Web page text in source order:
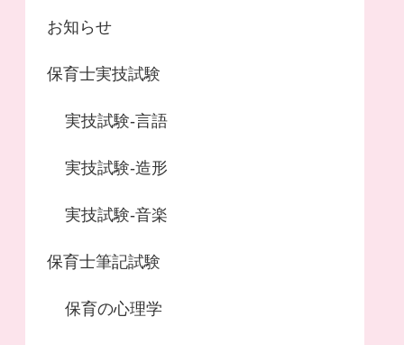
お知らせ
保育士実技試験
実技試験-言語
実技試験-造形
実技試験-音楽
保育士筆記試験
保育の心理学